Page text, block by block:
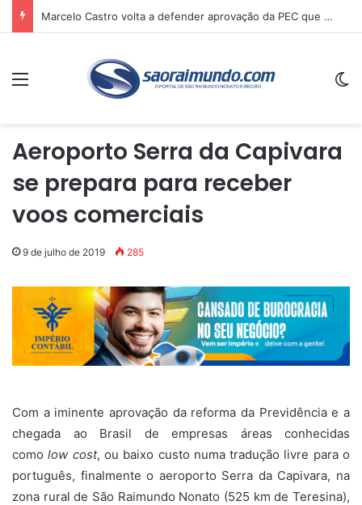
Marcelo Castro volta a defender aprovação da PEC que acaba com a escala 6×1 e avalia clima no Senado
Menu
Aeroporto Serra da Capivara
se prepara para receber
voos comerciais
9 de julho de 2019 285
Com a iminente aprovação da reforma da Previdência e a
chegada ao Brasil de empresas áreas conhecidas
comolow cost, ou baixo custo numa tradução livre para o
português, finalmente o aeroporto Serra da Capivara, na
zona rural de São Raimundo Nonato (525 km de Teresina),